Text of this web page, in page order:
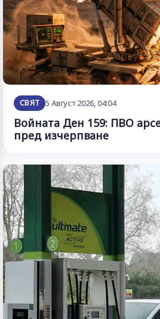
СВЯТ 5 Август 2026, 04:04
Войната Ден 159: ПВО
пред изчерпване